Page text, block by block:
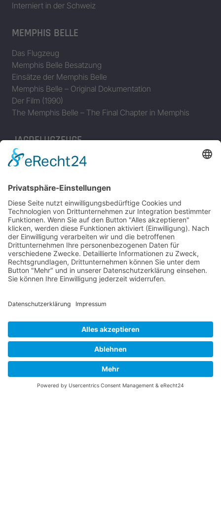
Interniert in der Schweiz
MEMPHIS BELLE
Das Flugzeug
Memphis Belle Besatzung
Einsätze der Memphis Belle
Memphis Belle – Original Dokumentation
Der Film (1990)
The Memphis Belle – The Final Chapter in Memphis
JAGDFLUGZEUGE
Bomber-Geleitschutz
Focke Wulf FW 190
Messerschmitt Bf 109
Messerschmitt Me 163
Messerschmitt Me 262
P-38 Lightning
P-47 Thunderbolt
P-51 Mustang
INFO
Über diese B-17 Webseite
Datenschutzerklärung
Links